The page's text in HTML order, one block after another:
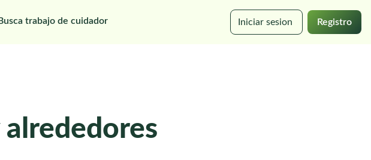
Busca trabajo de cuidador Iniciar sesion Registro
alrededores